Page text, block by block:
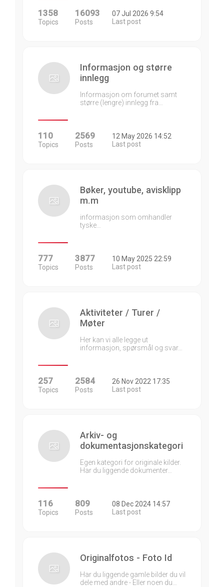
1358
Topics
16093
Posts
07 Jul 2026 9:54
Last post
Informasjon og større
innlegg
Informasjon om forumet samt
større (lengre) innlegg fra…
110
Topics
2569
Posts
12 May 2026 14:52
Last post
Bøker, youtube, avisklipp
m.m
informasjon som omhandler
tyske…
777
Topics
3877
Posts
10 May 2025 22:59
Last post
Aktiviteter / Turer /
Møter
Her kan vi alle legge ut
informasjon, spørsmål og svar…
257
Topics
2584
Posts
26 Nov 2022 17:35
Last post
Arkiv- og
dokumentasjonskategori
Egen kategori for originale kilder.
Har du liggende dokumenter…
116
Topics
809
Posts
08 Dec 2024 14:57
Last post
Originalfotos - Foto Id
Har du liggende gamle bilder du vil
dele med andre - Eller noen du…